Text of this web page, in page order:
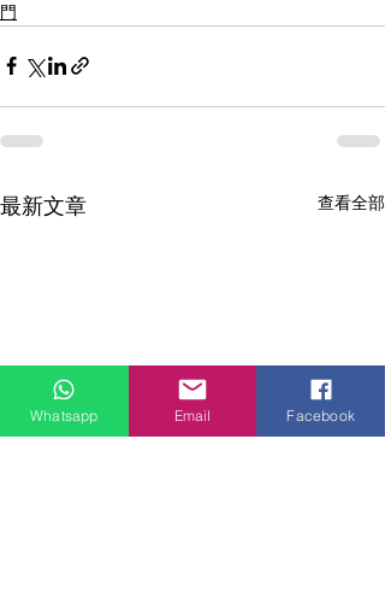
門
最新文章 查看全部
Whatsapp Email Facebook